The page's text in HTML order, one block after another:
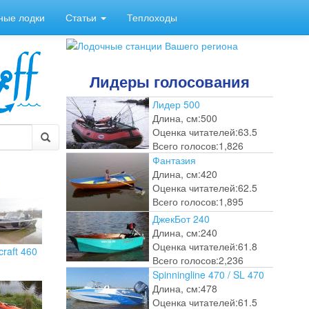
лодки Статьи Теплоходы
460
Лидеры голосования
Лидер 500
Длина, см:500
Оценка читателей:63.5
Всего голосов:1,826
Фантазия
Длина, см:420
Оценка читателей:62.5
Всего голосов:1,895
ДжекБот 240
Длина, см:240
Оценка читателей:61.8
Всего голосов:2,236
Spinningline 470 / SL 470
Длина, см:478
Оценка читателей:61.5